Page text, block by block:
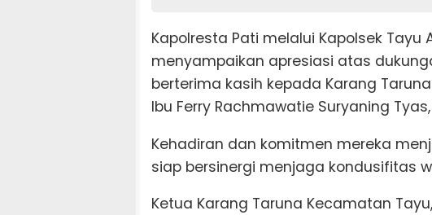
Kapolresta Pati melalui Kapolsek Tayu
menyampaikan apresiasi atas
berterima kasih kepada Karang
Ibu Ferry Rachmawatie Suryaning Tyas,
Kehadiran dan komitmen mereka
siap bersinergi menjaga kondusifitas
Ketua Karang Taruna Kecamatan